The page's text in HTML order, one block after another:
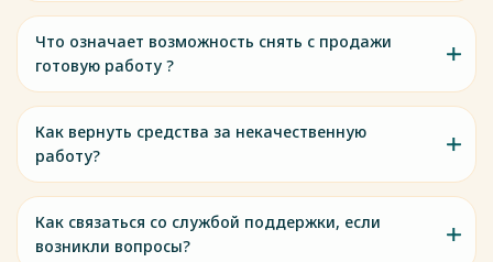
Что означает возможность снять с продажи
готовую работу ?
Как вернуть средства за некачественную
работу?
Как связаться со службой поддержки, если
возникли вопросы?